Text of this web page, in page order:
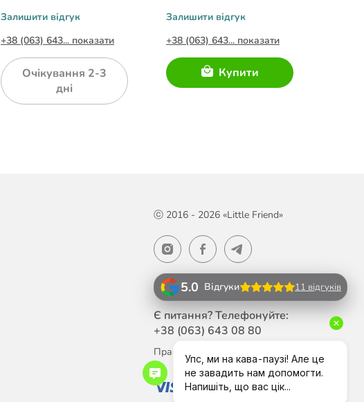
Залишити відгук
+38 (063) 643... показати
Очікування 2-3
дні
Залишити відгук
+38 (063) 643... показати
Купити
ⓒ 2016 - 2026 «Little Friend»
5.0 Відгуки 11 відгуків
Є питання? Телефонуйте:
+38 (063) 643 08 80
Працюємо Пн-Пт з 10:00 до 18:00